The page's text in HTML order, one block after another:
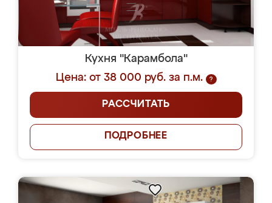
Кухня "Карамбола"
Цена: от 38 000 руб. за п.м.
?
РАССЧИТАТЬ
ПОДРОБНЕЕ